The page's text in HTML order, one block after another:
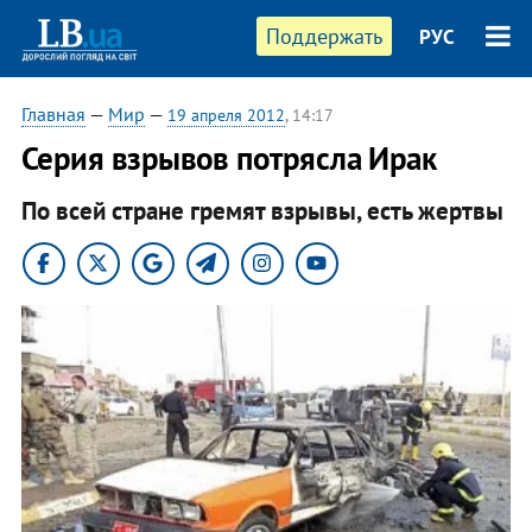
Поддержать РУС
Главная — Мир — 19 апреля 2012, 14:17
Серия взрывов потрясла Ирак
По всей стране гремят взрывы, есть жертвы